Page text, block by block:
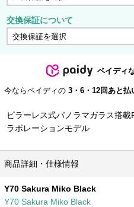
交換保証について
ペイディ
今ならペイディの 3・6・12回あと払
ピラーレス式パノラマガラス搭
ラボレーションモデル
商品詳細・仕様情報
Y70 Sakura Miko Black
Y70 Sakura Miko Black